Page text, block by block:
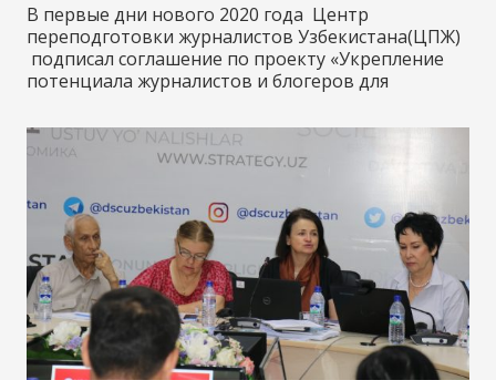
В первые дни нового 2020 года Центр
переподготовки журналистов Узбекистана(ЦПЖ)
подписал соглашение по проекту «Укрепление
потенциала журналистов и блогеров для